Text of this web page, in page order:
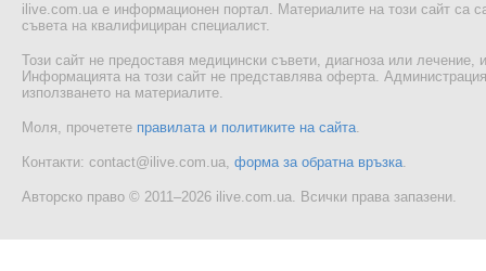
ilive.com.ua е информационен портал. Материалите на този сайт са
съвета на квалифициран специалист.
Този сайт не предоставя медицински съвети, диагноза или лечение,
Информацията на този сайт не представлява оферта.
използването на материалите.
Моля, прочетете правилата и политиките на сайта.
Контакти: contact@ilive.com.ua, форма за обратна връзка.
Авторско право © 2011–2026 ilive.com.ua. Всички права запазени.